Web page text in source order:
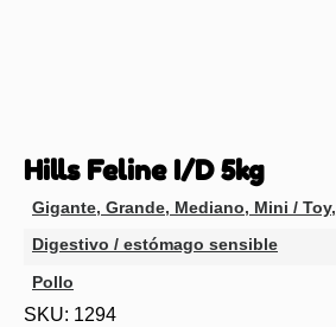
Hills Feline I/D 5kg
Gigante, Grande, Mediano, Mini / Toy,
Digestivo / estómago sensible
Pollo
SKU: 1294